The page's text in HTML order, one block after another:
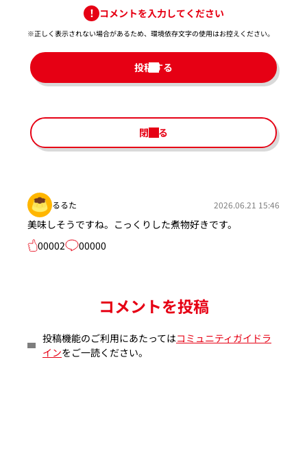
コメントを入力してください
※正しく表示されない場合があるため、環境依存文字の使用はお控えください。​
投稿する
閉じる
るるた 2026.06.21 15:46
美味しそうですね。こっくりした煮物好きです。
00002
00000
コメントを投稿
投稿機能のご利用にあたってはコミュニティガイドラ
インをご一読ください。